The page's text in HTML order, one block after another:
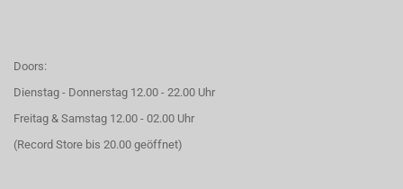
Doors:
Dienstag - Donnerstag 12.00 - 22.00 Uhr
Freitag & Samstag 12.00 - 02.00 Uhr
(Record Store bis 20.00 geöffnet)